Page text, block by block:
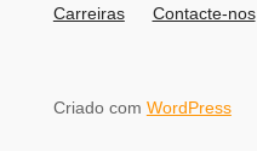
Carreiras
Contacte-nos
Criado com WordPress